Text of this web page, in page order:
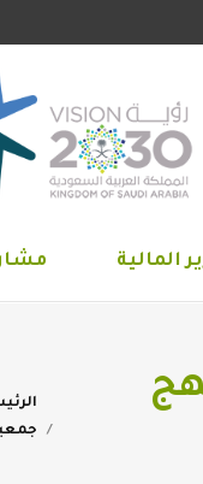
المالية
here:
المالية